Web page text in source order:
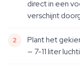
direct in een
verschijnt
Plant het
— 7-11 liter